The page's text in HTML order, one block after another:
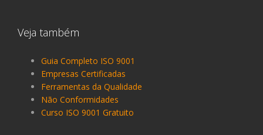
Veja também
Guia Completo ISO 9001
Empresas Certificadas
Ferramentas da Qualidade
Não Conformidades
Curso ISO 9001 Gratuito